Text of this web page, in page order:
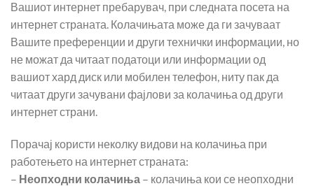
Вашиот интернет пребарувач, при следната посета на
интернет страната. Колачињата може да ги зачуваат
Вашите преференции и други технички информации, но
не можат да читаат податоци или информации од
вашиот хард диск или мобилен телефон, ниту пак да
читаат други зачувани фајлови за колачиња од други
интернет страни.
Порачај користи неколку видови на колачиња при
работењето на интернет страната:
– Неопходни колачиња – колачиња кои се неопходни